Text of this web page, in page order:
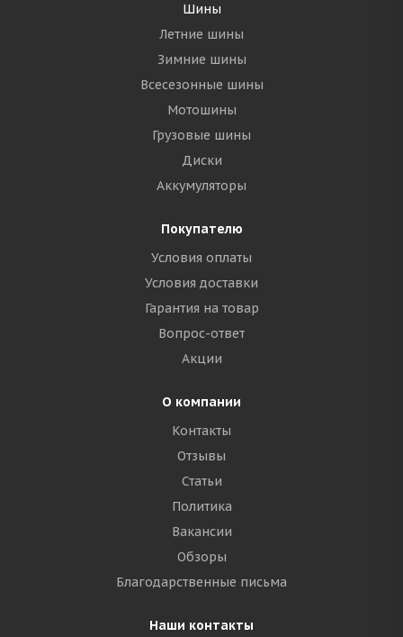
Шины
Летние шины
Зимние шины
Всесезонные шины
Мотошины
Грузовые шины
Диски
Аккумуляторы
Покупателю
Условия оплаты
Условия доставки
Гарантия на товар
Вопрос-ответ
Акции
О компании
Контакты
Отзывы
Статьи
Политика
Вакансии
Обзоры
Благодарственные письма
Наши контакты